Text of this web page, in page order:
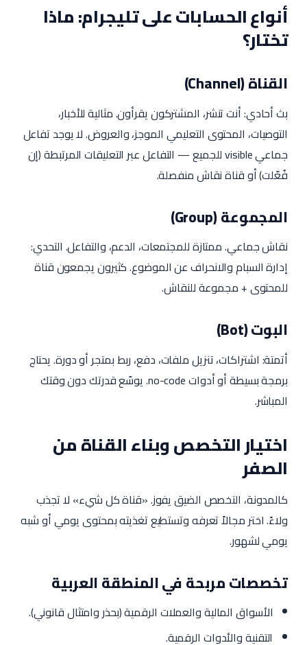
أنواع الحسابات على تليجرام: ماذا
تختار؟
القناة (Channel)
بث أحادي: أنت تنشر، المشتركون يقرأون. مثالية للأخبار،
التوصيات، المحتوى التعليمي الموجز، والعروض. لا يوجد تفاعل
جماعي visible للجميع — التفاعل عبر التعليقات المرتبطة (إن
فُعّلت) أو قناة نقاش منفصلة.
المجموعة (Group)
نقاش جماعي. ممتازة للمجتمعات، الدعم، والتفاعل. التحدي:
إدارة السبام والانحراف عن الموضوع. كثيرون يجمعون قناة
للمحتوى + مجموعة للنقاش.
البوت (Bot)
أتمتة: اشتراكات، تنزيل ملفات، دفع، ربط بمتجر أو دورة. يحتاج
برمجة بسيطة أو أدوات no-code. يوسّع قدرتك دون وقتك
المباشر.
اختيار التخصص وبناء القناة من
الصفر
كالمدونة، التخصص الضيق يفوز. «قناة كل شيء» لا تجذب
ولاءً. اختر مجالاً تعرفه وتستطيع تغذيته بمحتوى يومي أو شبه
يومي لشهور.
تخصصات مربحة في المنطقة العربية
الأسواق المالية والعملات الرقمية (بحذر وامتثال قانوني).
التقنية والأدوات الرقمية.